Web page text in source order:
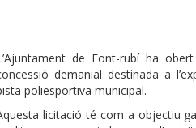
de Font-rubí ha
demanial destinada a
poliesportiva municipal.
licitació té com a objectiu